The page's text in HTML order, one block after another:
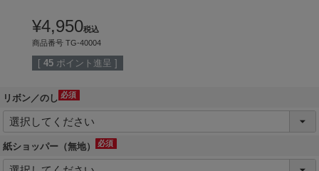
¥4,950税込
商品番号 TG-40004
[ 45 ポイント進呈 ]
リボン／のし
須)
紙ショッパー（無地）